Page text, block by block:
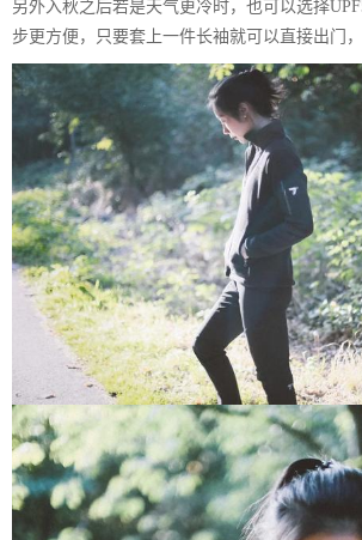
另外入秋之后若是天气更冷时，也可以选择
步更方便，只要套上一件长袖就可以直接出门